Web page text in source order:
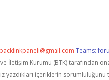
backlinkpaneli@gmail.com Teams:
İletişim Kurumu (BTK)
yazdıkları içeriklerin